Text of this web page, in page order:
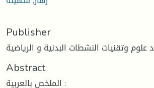
Publisher
وتقنيات النشطات البدنية و الرياضية
Abstract
الملخص بالعربية :